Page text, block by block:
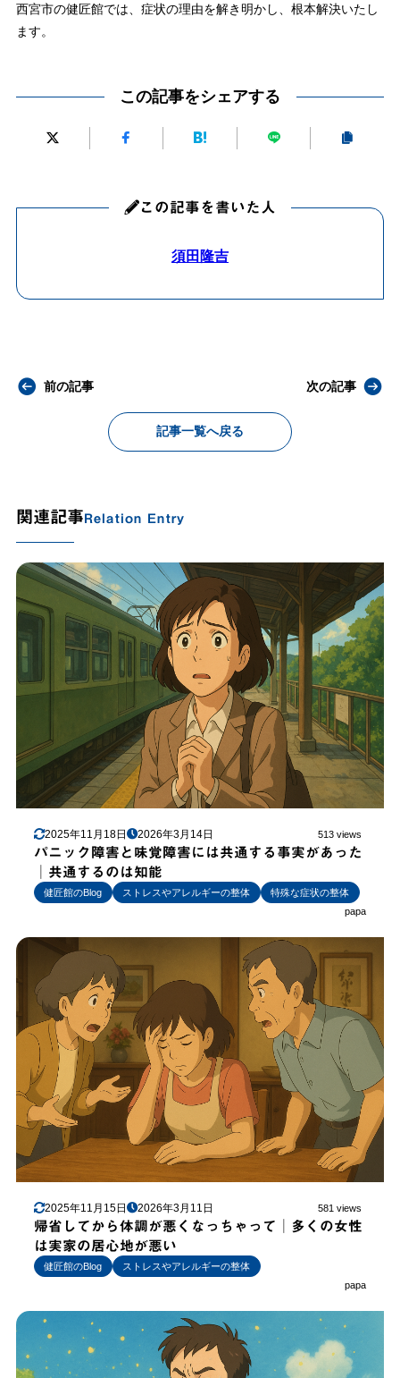
西宮市の健匠館では、症状の理由を解き明かし、根本解決いたし
ます。
この記事をシェアする
この記事を書いた人
須田隆吉
前の記事
記事一覧へ戻る
次の記事
関連記事Relation Entry
2025年11月18日 2026年3月14日 513 views
パニック障害と味覚障害には共通する事実があった
│共通するのは知能
健匠館のBlog ストレスやアレルギーの整体
特殊な症状の整体
papa
2025年11月15日 2026年3月11日 581 views
帰省してから体調が悪くなっちゃって│多くの女性
は実家の居心地が悪い
健匠館のBlog
ストレスやアレルギーの整体
papa